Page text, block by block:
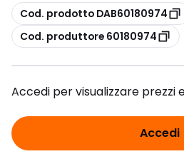
copia
Cod. prodotto DAB60180974
copia
Cod. produttore 60180974
Accedi per visualizzare prezzi
Accedi